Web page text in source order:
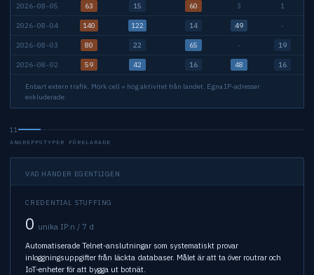
2026-08-05 63 15 60 3 1
2026-08-04 140 122 14 49 ·
2026-08-03 80 22 65 · 19
2026-08-02 59 42 16 48 16
Enbart extern trafik. Mörk cell = hög aktivitet från landet. Egna IP-adresser
exkluderade.
11
ANGREPPSTYPER FÖRKLARADE
VAD HÄNDER EGENTLIGEN
CREDENTIAL STUFFING
0 unika IP:n / 7 d
Automatiserade Telnet-anslutningar som systematiskt provar
inloggningsuppgifter från läckta databaser. Målet är att ta över routrar och
IoT-enheter för att bygga ut botnät.